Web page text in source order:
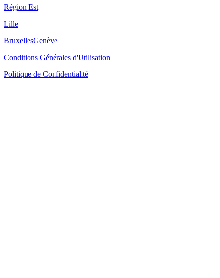
Région Est
Lille
BruxellesGenève
Conditions Générales d'Utilisation
Politique de Confidentialité